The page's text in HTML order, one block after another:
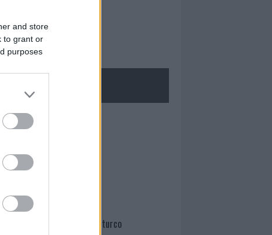
and store
to grant or
purposes
Mario Malu
Paolo Pinna
Martina Agostina Diturco